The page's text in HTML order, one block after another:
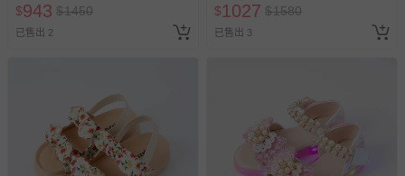
$943 $1450
已售出 2
$1027 $1580
已售出 3